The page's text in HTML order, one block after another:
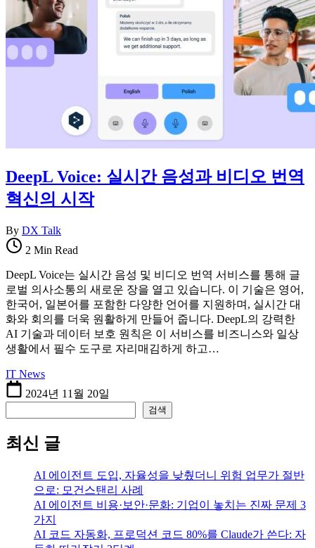
DeepL Voice: 실시간 음성과 비디오 번역
혁신의 시작
By DX Talk
2 Min Read
DeepL Voice는 실시간 음성 및 비디오 번역 서비스를 통해 글
로벌 의사소통의 새로운 장을 열고 있습니다. 이 기술은 영어,
한국어, 일본어를 포함한 다양한 언어를 지원하며, 실시간 대
화와 회의를 더욱 원활하게 만들어 줍니다. DeepL의 강력한
AI 기술과 데이터 보호 원칙은 이 서비스를 비즈니스와 일상
생활에서 필수 도구로 자리매김하게 하고…
IT News
2024년 11월 20일
검색
최신 글
AI 에이전트 도입, 자율성을 낮췄더니 위험 업무가 절반
으로: 모건스탠리 사례
AI 에이전트 비용·보안·문화: 기업이 놓치는 진짜 문제 3
가지
AI 코드 자동화, 프로덕션 코드 80%를 Claude가 쓴다: 자